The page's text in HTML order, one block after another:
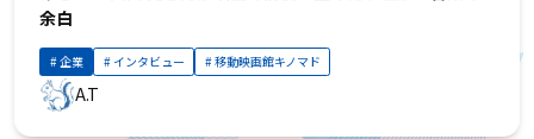
余白
企業 インタビュー 移動映画館キノマド
A.T